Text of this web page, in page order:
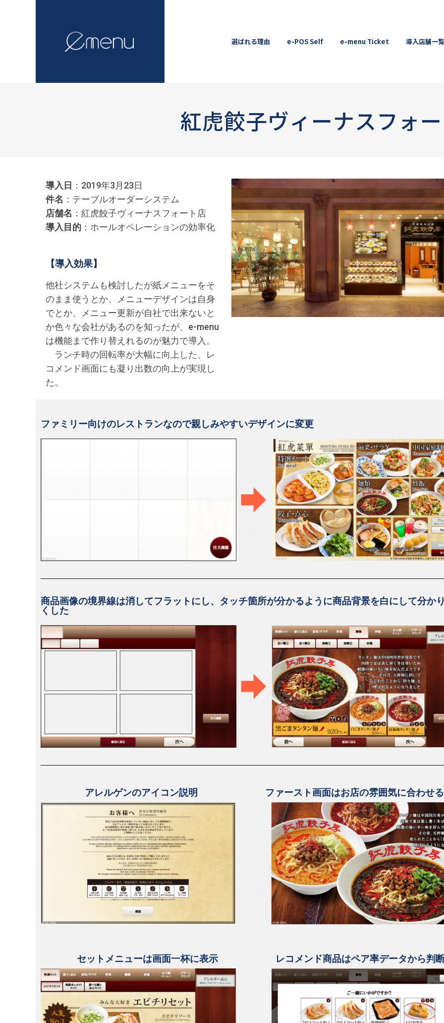
選ばれる理由 e-POS Self e-menu Ticket 導入店舗一覧
紅虎餃子ヴィーナスフォ
導入日 ：2019年3月23日
件名 ：テーブルオーダーシステム
店舗名 ：紅虎餃子ヴィーナスフォート店
導入目的 ：ホールオペレーションの効率化
【導入効果】
他社システムも検討したが紙メニューをそ
のまま使うとか、メニューデザインは自身
でとか、メニュー更新が自社で出来ないと
か色々な会社があるのを知ったが、e-menu
は機能まで作り替えれるのが魅力で導入。
ランチ時の回転率が大幅に向上した、レ
コメンド画面にも凝り出数の向上が実現し
た。
ファミリー向けのレストランなので親しみやすいデザインに変更
商品画像の境界線は消してフラットにし、タッチ箇所が分かるように商品背景を白にして分か
くした
アレルゲンのアイコン説明 ファースト画面はお店の雰囲気に合わせる
セットメニューは画面一杯に表示 レコメンド商品はペア率データから判